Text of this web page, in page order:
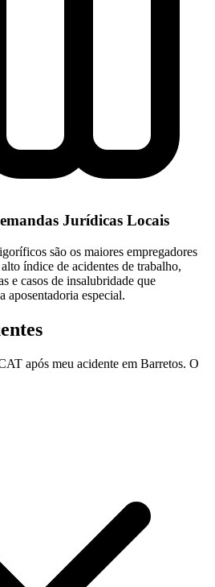
Jurídicas Locais
são os maiores empregadores
índice de acidentes de trabalho,
e casos de insalubridade que
aposentadoria especial.
após meu acidente em Barretos. O